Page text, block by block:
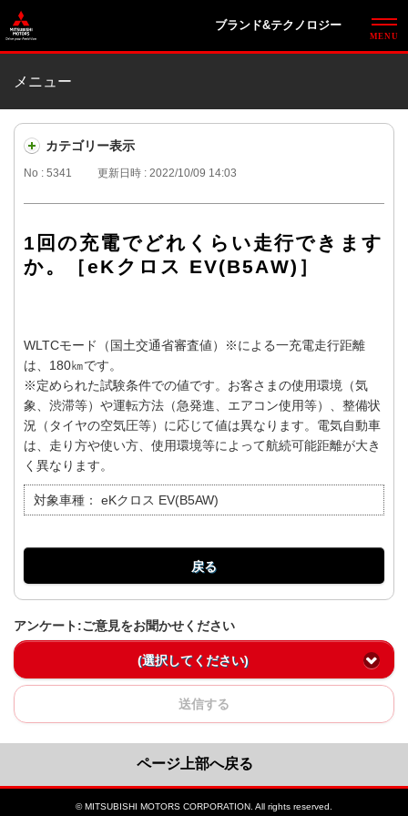
ブランド&テクノロジー
メニュー
カテゴリー表示
No : 5341 更新日時 : 2022/10/09 14:03
1回の充電でどれくらい走行できます
か。［eKクロス EV(B5AW)］
WLTCモード（国土交通省審査値）※による一充電走行距離
は、180㎞です。
※定められた試験条件での値です。お客さまの使用環境（気
象、渋滞等）や運転方法（急発進、エアコン使用等）、整備状
況（タイヤの空気圧等）に応じて値は異なります。電気自動車
は、走り方や使い方、使用環境等によって航続可能距離が大き
く異なります。
対象車種： eKクロス EV(B5AW)
戻る
アンケート:ご意見をお聞かせください
(選択してください)
送信する
ページ上部へ戻る
© MITSUBISHI MOTORS CORPORATION. All rights reserved.